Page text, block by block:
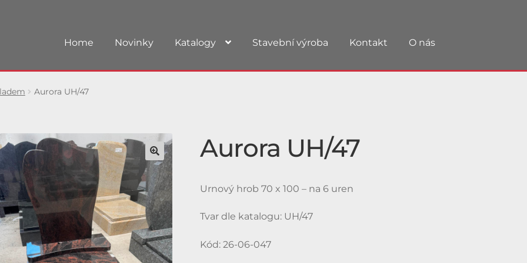
Home Novinky Katalogy Stavební výroba Kontakt O nás
Aurora UH/47
Aurora UH/47
Urnový hrob 70 x 100 – na 6 uren
Tvar dle katalogu: UH/47
Kód: 26-06-047